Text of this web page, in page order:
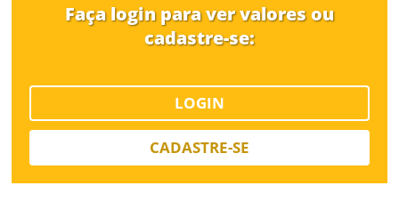
Faça login para ver valores ou
cadastre-se:
LOGIN
CADASTRE-SE
Já tem uma conta?
ENTRAR